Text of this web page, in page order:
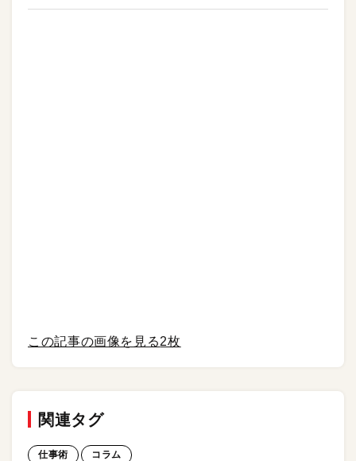
この記事の画像を見る2枚
関連タグ
仕事術 コラム